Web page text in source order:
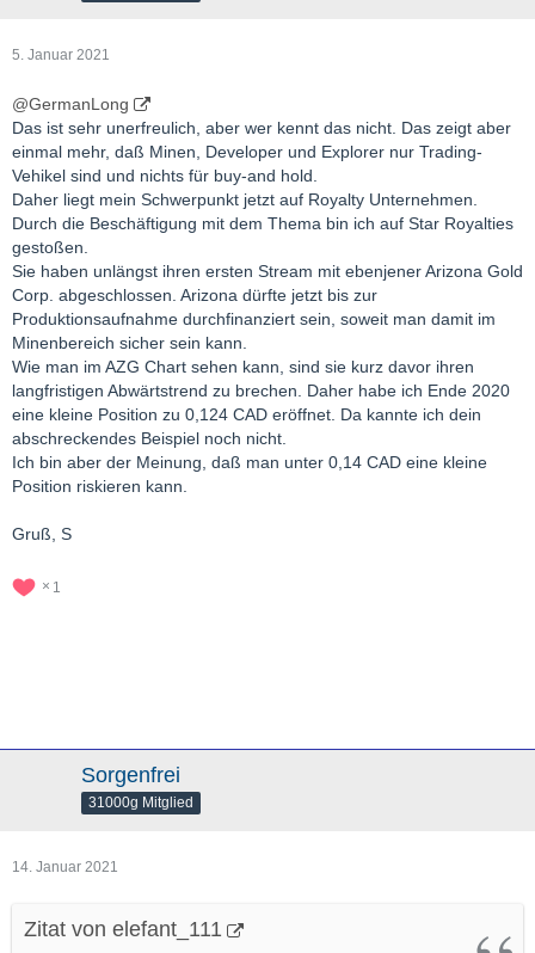
5. Januar 2021
@GermanLong
Das ist sehr unerfreulich, aber wer kennt das nicht. Das zeigt aber
einmal mehr, daß Minen, Developer und Explorer nur Trading-
Vehikel sind und nichts für buy-and hold.
Daher liegt mein Schwerpunkt jetzt auf Royalty Unternehmen.
Durch die Beschäftigung mit dem Thema bin ich auf Star Royalties
gestoßen.
Sie haben unlängst ihren ersten Stream mit ebenjener Arizona Gold
Corp. abgeschlossen. Arizona dürfte jetzt bis zur
Produktionsaufnahme durchfinanziert sein, soweit man damit im
Minenbereich sicher sein kann.
Wie man im AZG Chart sehen kann, sind sie kurz davor ihren
langfristigen Abwärtstrend zu brechen. Daher habe ich Ende 2020
eine kleine Position zu 0,124 CAD eröffnet. Da kannte ich dein
abschreckendes Beispiel noch nicht.
Ich bin aber der Meinung, daß man unter 0,14 CAD eine kleine
Position riskieren kann.
Gruß, S
1
Sorgenfrei
31000g Mitglied
14. Januar 2021
Zitat von elefant_111